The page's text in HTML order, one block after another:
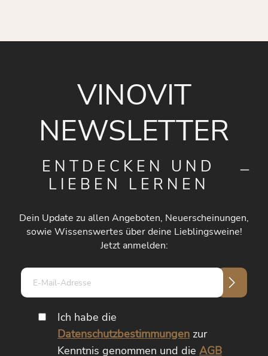
VINOVIT
NEWSLETTER
ENTDECKEN UND
LIEBEN LERNEN
Dein Update zu allen Angeboten, Neuerscheinungen,
sowie Wissenswertes über deine Lieblingsweine!
Jetzt anmelden:
Adresse*
Ich habe die
Datenschutzbestimmungenzur
Kenntnis genommen und die AGB